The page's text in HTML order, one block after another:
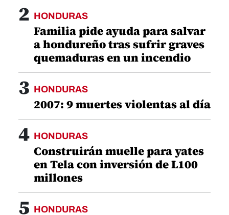
2 HONDURAS
Familia pide ayuda para salvar
a hondureño tras sufrir graves
quemaduras en un incendio
3 HONDURAS
2007: 9 muertes violentas al día
4 HONDURAS
Construirán muelle para yates
en Tela con inversión de L100
millones
5 HONDURAS